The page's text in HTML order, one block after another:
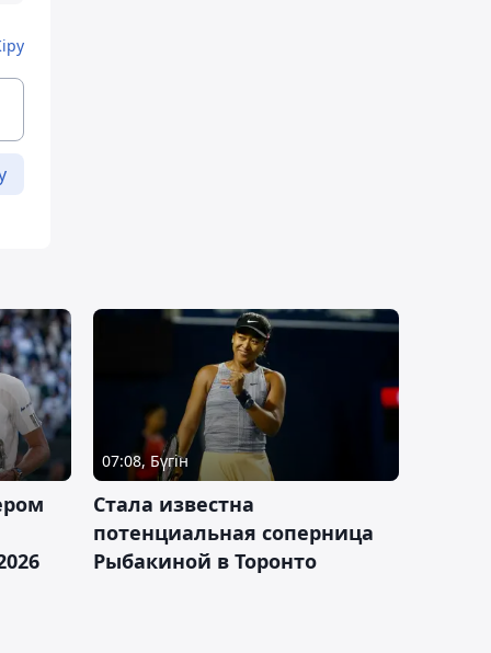
07:08, Бүгін
Cтала известна
потенциальная соперница
Рыбакиной в Торонто